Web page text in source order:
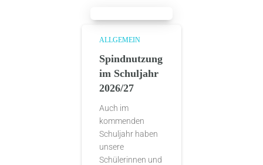
ALLGEMEIN
Spindnutzung
im Schuljahr
2026/27
Auch im
kommenden
Schuljahr haben
unsere
Schülerinnen und